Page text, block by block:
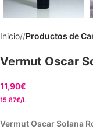
Inicio/ Productos de
Vermut Oscar
11,90€
15,87€/L
Vermut Oscar Solana